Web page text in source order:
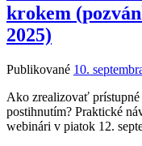
krokem
2025)
Publikované 10.
Ako zrealizovať
postihnutím? Praktické
webinári v piatok 12.